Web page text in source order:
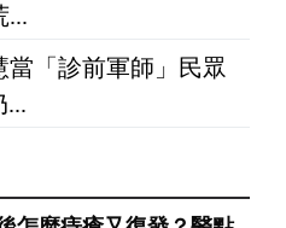
...
「診前軍師」民眾